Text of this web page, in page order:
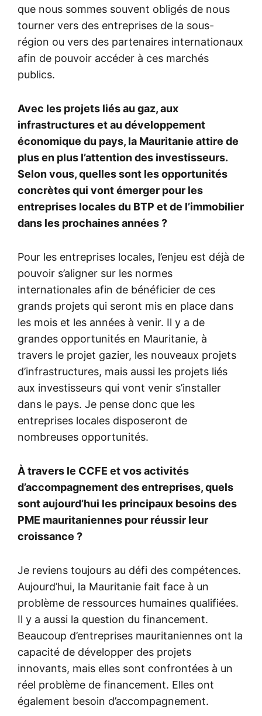
que nous sommes souvent obligés de nous
tourner vers des entreprises de la sous-
région ou vers des partenaires internationaux
afin de pouvoir accéder à ces marchés
publics.
Avec les projets liés au gaz, aux
infrastructures et au développement
économique du pays, la Mauritanie attire de
plus en plus l’attention des investisseurs.
Selon vous, quelles sont les opportunités
concrètes qui vont émerger pour les
entreprises locales du BTP et de l’immobilier
dans les prochaines années ?
Pour les entreprises locales, l’enjeu est déjà de
pouvoir s’aligner sur les normes
internationales afin de bénéficier de ces
grands projets qui seront mis en place dans
les mois et les années à venir. Il y a de
grandes opportunités en Mauritanie, à
travers le projet gazier, les nouveaux projets
d’infrastructures, mais aussi les projets liés
aux investisseurs qui vont venir s’installer
dans le pays. Je pense donc que les
entreprises locales disposeront de
nombreuses opportunités.
À travers le CCFE et vos activités
d’accompagnement des entreprises, quels
sont aujourd’hui les principaux besoins des
PME mauritaniennes pour réussir leur
croissance ?
Je reviens toujours au défi des compétences.
Aujourd’hui, la Mauritanie fait face à un
problème de ressources humaines qualifiées.
Il y a aussi la question du financement.
Beaucoup d’entreprises mauritaniennes ont la
capacité de développer des projets
innovants, mais elles sont confrontées à un
réel problème de financement. Elles ont
également besoin d’accompagnement.